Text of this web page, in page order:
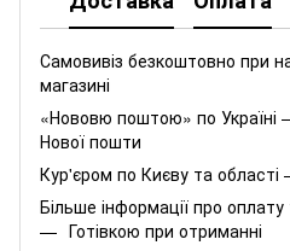
Самовивіз безкоштовно при
магазині
«Нововю поштою» по
Нової пошти
Кур'єром по Києву та
Більше інформації про
Готівкою при отриманні